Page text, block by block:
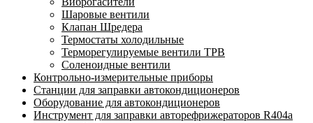
Шаровые вентили
Клапан Шредера
Термостаты холодильные
Терморегулируемые вентили ТРВ
Соленоидные вентили
Контрольно-измерительные приборы
Станции для заправки автокондиционеров
Оборудование для автокондиционеров
Инструмент для заправки авторефрижераторов R404a